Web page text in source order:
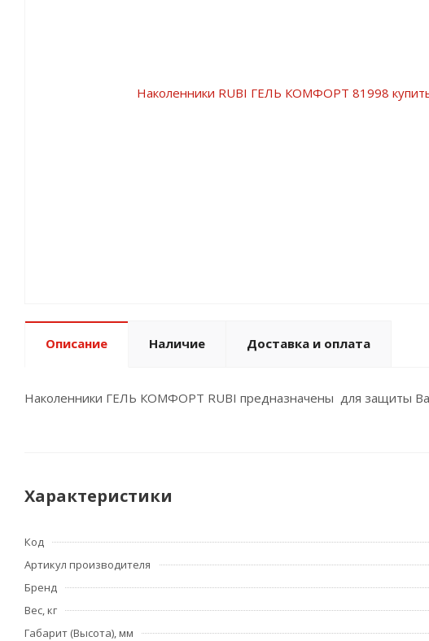
Описание Наличие Доставка и оплата
Наколенники ГЕЛЬ КОМФОРТ RUBI предназначены для защиты
Характеристики
Код
Артикул производителя
Бренд
Вес, кг
Габарит (Высота), мм